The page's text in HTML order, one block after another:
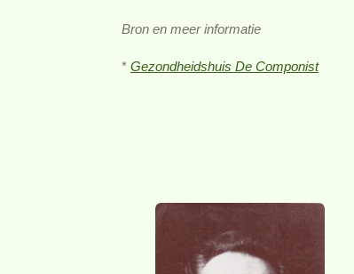
Bron en meer informatie
* Gezondheidshuis De Componist